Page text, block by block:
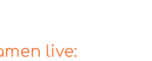
live: